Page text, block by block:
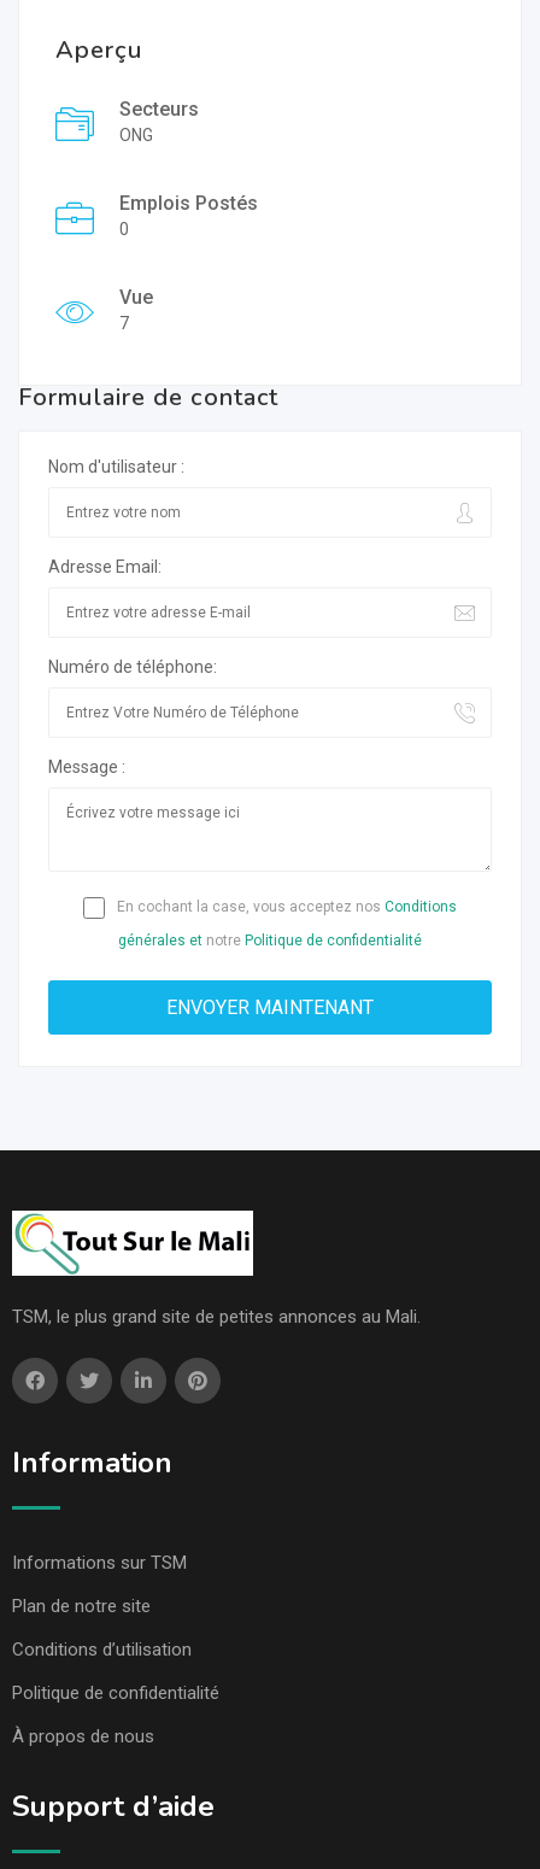
Aperçu
Secteurs
ONG
Emplois Postés
0
Vue
7
Formulaire de contact
Nom d'utilisateur :
Adresse Email:
Numéro de téléphone:
Message :
En cochant la case, vous acceptez nos Conditions
générales et notre Politique de confidentialité
TSM, le plus grand site de petites annonces au Mali.
Information
Informations sur TSM
Plan de notre site
Conditions d’utilisation
Politique de confidentialité
À propos de nous
Support d’aide